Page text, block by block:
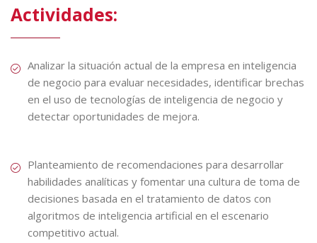
Actividades:
Analizar la situación actual de la empresa en inteligencia
de negocio para evaluar necesidades, identificar brechas
en el uso de tecnologías de inteligencia de negocio y
detectar oportunidades de mejora.
Planteamiento de recomendaciones para desarrollar
habilidades analíticas y fomentar una cultura de toma de
decisiones basada en el tratamiento de datos con
algoritmos de inteligencia artificial en el escenario
competitivo actual.